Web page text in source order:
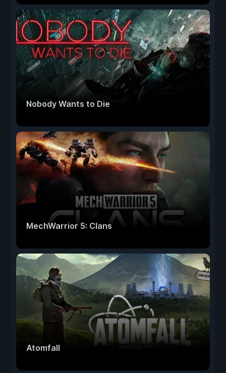
Nobody Wants to Die
MechWarrior 5: Clans
Atomfall